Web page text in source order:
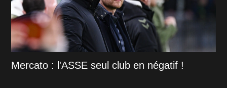
Mercato : l'ASSE seul club en négatif !